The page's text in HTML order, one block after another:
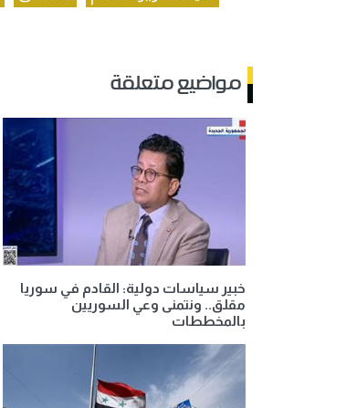
مواضيع متعلقة
خبير سياسات دولية: القادم في سوريا
مقلق.. ونتمنى وعي السوريين
بالمخططات